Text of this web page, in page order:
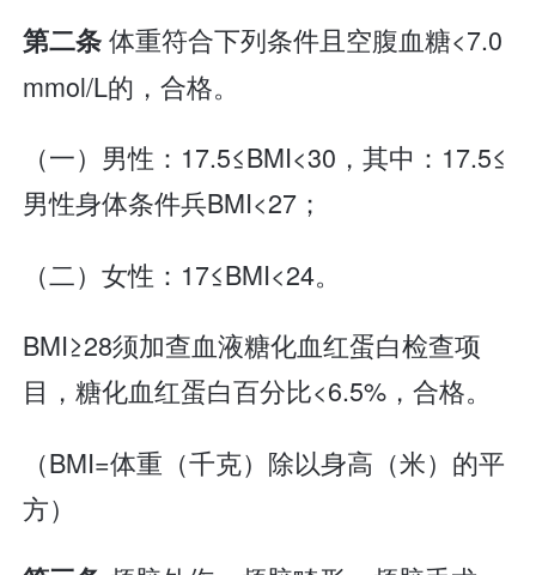
第二条体重符合下列条件且空腹血糖<7.0
mmol/L的，合格。
（一）男性：17.5≤BMI<30，其中：17.5≤
男性身体条件兵BMI<27；
（二）女性：17≤BMI<24。
BMI≥28须加查血液糖化血红蛋白检查项
目，糖化血红蛋白百分比<6.5%，合格。
（BMI=体重（千克）除以身高（米）的平
方）